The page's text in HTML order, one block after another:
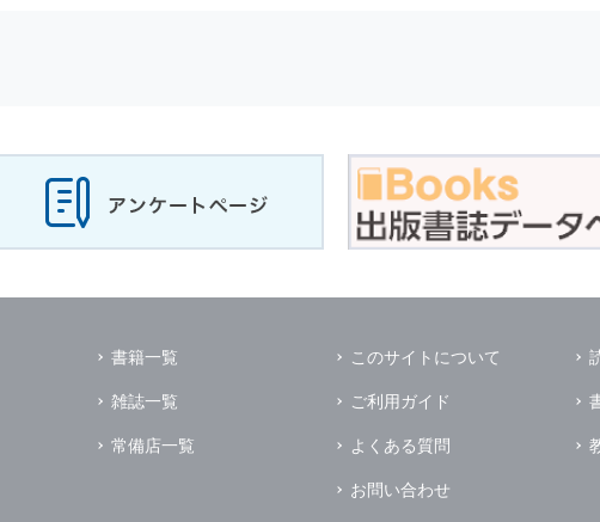
び安全性を確保する為，個人情報へのアクセス管理，持ち出し手段の制限，
は，合理的な安全対策を講じるとともに，万一，漏洩等個人情報に関する事
に講じます．
適切な管理及び監督を行います．
の許可無く他の事業者や個人などの第三者に提供および公開することはありま
合はその限りではありません．
人の同意がある場合
を開示する場合．ただし，この場合に開示
書籍一覧
雑誌一覧
常備店一覧
このサイトについて
ご利用ガイド
よくある質問
お問い合わせ